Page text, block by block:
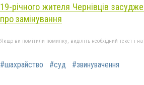
19-річного жителя Чернівців
про замінування
Якщо ви помітили помилку, виділіть необхідний текст і
#шахрайство #суд #звинувачення